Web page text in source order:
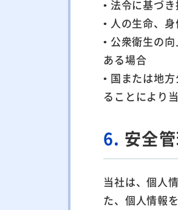
• 法令に基づ
• 人の生命、
• 公衆衛生の
ある場合
• 国または地
ることにより
6. 安全
当社は、個人
た、個人情報